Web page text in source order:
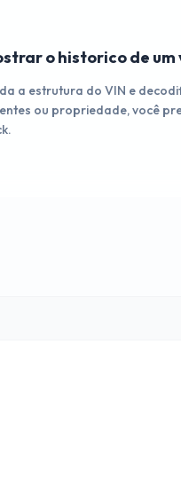
o historico de um
a estrutura do VIN e
ou propriedade, você